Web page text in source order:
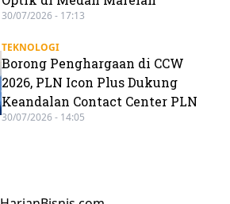
30/07/2026 - 17:13
TEKNOLOGI
Borong Penghargaan di CCW
2026, PLN Icon Plus Dukung
Keandalan Contact Center PLN
30/07/2026 - 14:05